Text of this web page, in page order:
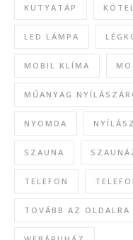
KUTYATÁP
LED LÁMPA
MOBIL KLÍMA
MŰANYAG
NYOMDA
SZAUNA
TELEFON
TOVÁBB AZ OLDALRA